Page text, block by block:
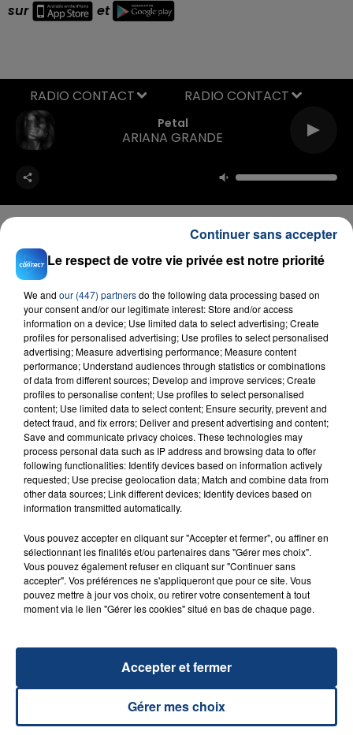
sur
et
Petal
ARIANA GRANDE
RADIO CONTACT
FIL D'ACTU
23 juillet 2026
INCENDIE MORTEL À LENS : UNE FEMME ET
SON BÉBÉ ENTRE LA VIE ET LA...
Un homme s'est immolé par le feu après avoir
aspergé sa compagne et leur bébé de trois mois
UNE ADOLESCENTE DEVANT SE FAIRE
OPÉRER DE LA CHEVILLE RESSORT DE LA...
La famille a porté plainte contre la clinique qui a
reconnu sa responsabilité et présenté ses
excuses.
Le respect de votre vie privée est notre priorité
We and our (447) partnersdo the following data processing based on
your consent and/or our legitimate interest: Store and/or access
information on a device; Use limited data to select advertising; Create
profiles for personalised advertising; Use profiles to select personalised
advertising; Measure advertising performance; Measure content
performance; Understand audiences through statistics or combinations
of data from different sources; Develop and improve services; Create
profiles to personalise content; Use profiles to select personalised
content; Use limited data to select content; Ensure security, prevent and
detect fraud, and fix errors; Deliver and present advertising and content;
Save and communicate privacy choices. These technologies may
process personal data such as IP address and browsing data to offer
following functionalities: Identify devices based on information actively
requested; Use precise geolocation data; Match and combine data from
other data sources; Link different devices; Identify devices based on
information transmitted automatically.
Vous pouvez accepter en cliquant sur "Accepter et fermer", ou affiner en
sélectionnant les finalités et/ou partenaires dans "Gérer mes choix".
Vous pouvez également refuser en cliquant sur "Continuer sans
accepter". Vos préférences ne s'appliqueront que pour ce site. Vous
pouvez mettre à jour vos choix, ou retirer votre consentement à tout
moment via le lien "Gérer les cookies" situé en bas de chaque page.
Gérer mes choix
Accepter et fermer
Continuer sans accepter